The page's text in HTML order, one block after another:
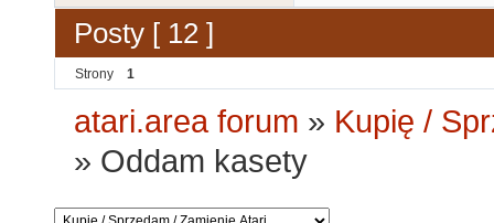
Posty [ 12 ]
Strony 1
atari.area forum » Kupię /
» Oddam kasety